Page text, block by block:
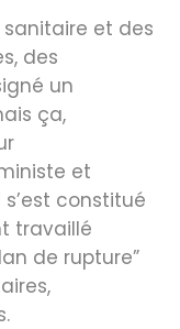
sanitaire et des
des
un
ça,
et
constitué
travaillé
de rupture”